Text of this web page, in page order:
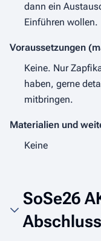
dann ein
Einführen wollen.
Voraussetzungen
Keine. Nur
haben, gerne
mitbringen.
Materialien und
Keine
SoSe26